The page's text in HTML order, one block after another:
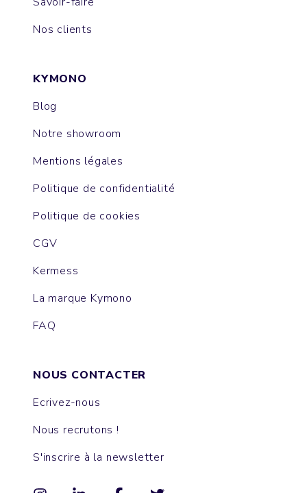
Nos clients
KYMONO
Blog
Notre showroom
Mentions légales
Politique de confidentialité
Politique de cookies
CGV
Kermess
La marque Kymono
FAQ
NOUS CONTACTER
Ecrivez-nous
Nous recrutons !
S'inscrire à la newsletter